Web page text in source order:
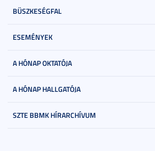
BÜSZKESÉGFAL
ESEMÉNYEK
A HÓNAP OKTATÓJA
A HÓNAP HALLGATÓJA
SZTE BBMK HÍRARCHÍVUM